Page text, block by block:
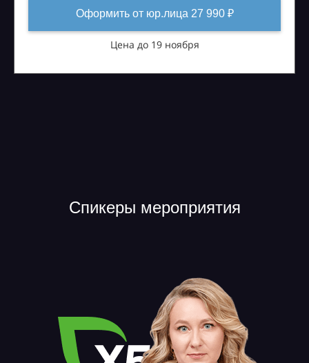
Оформить от юр.лица 27 990 ₽
Цена до 19 ноября
Спикеры мероприятия